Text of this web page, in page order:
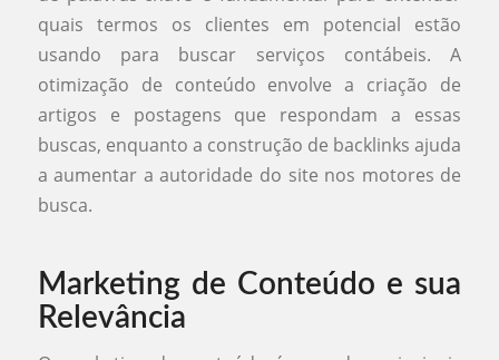
quais termos os clientes em potencial estão
usando para buscar serviços contábeis. A
otimização de conteúdo envolve a criação de
artigos e postagens que respondam a essas
buscas, enquanto a construção de backlinks ajuda
a aumentar a autoridade do site nos motores de
busca.
Marketing de Conteúdo e sua
Relevância